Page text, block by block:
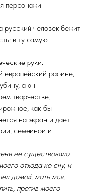
персонажи
русский человек бежит
в ту самую
руки.
европейский рафине,
а он
творчестве.
как бы
на экран и дает
семейной и
не существовало
отхода ко сну, и
домой, мать моя,
против моего